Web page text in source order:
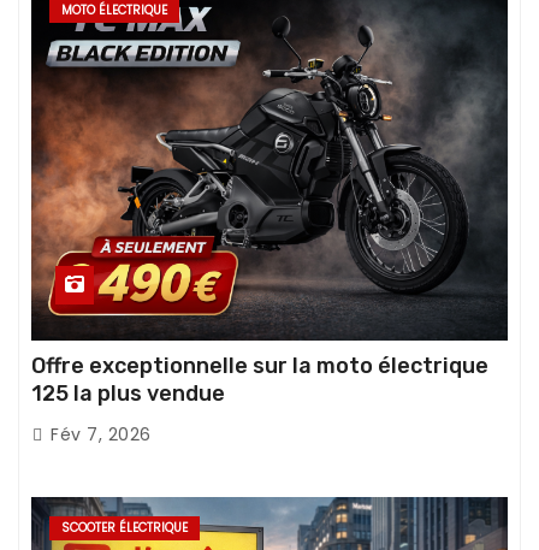
MOTO ÉLECTRIQUE
Offre exceptionnelle sur la moto électrique
125 la plus vendue
Fév 7, 2026
SCOOTER ÉLECTRIQUE